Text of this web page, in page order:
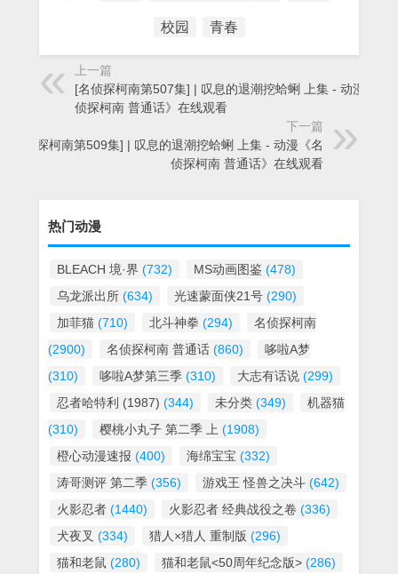
校园 青春
上一篇
[名侦探柯南第507集] | 叹息的退潮挖蛤蜊 上集 - 动漫《名
侦探柯南 普通话》在线观看
下一篇
[名侦探柯南第509集] | 叹息的退潮挖蛤蜊 上集 - 动漫《名
侦探柯南 普通话》在线观看
热门动漫
BLEACH 境·界 (732) MS动画图鉴 (478)
乌龙派出所 (634) 光速蒙面侠21号 (290)
加菲猫 (710) 北斗神拳 (294)
名侦探柯南
(2900)
名侦探柯南 普通话 (860)
哆啦A梦
(310)
哆啦A梦第三季 (310) 大志有话说 (299)
忍者哈特利 (1987) (344) 未分类 (349)
机器猫
(310)
樱桃小丸子 第二季 上 (1908)
橙心动漫速报 (400) 海绵宝宝 (332)
涛哥测评 第二季 (356) 游戏王 怪兽之决斗 (642)
火影忍者 (1440) 火影忍者 经典战役之卷 (336)
犬夜叉 (334) 猎人×猎人 重制版 (296)
猫和老鼠 (280) 猫和老鼠<50周年纪念版> (286)